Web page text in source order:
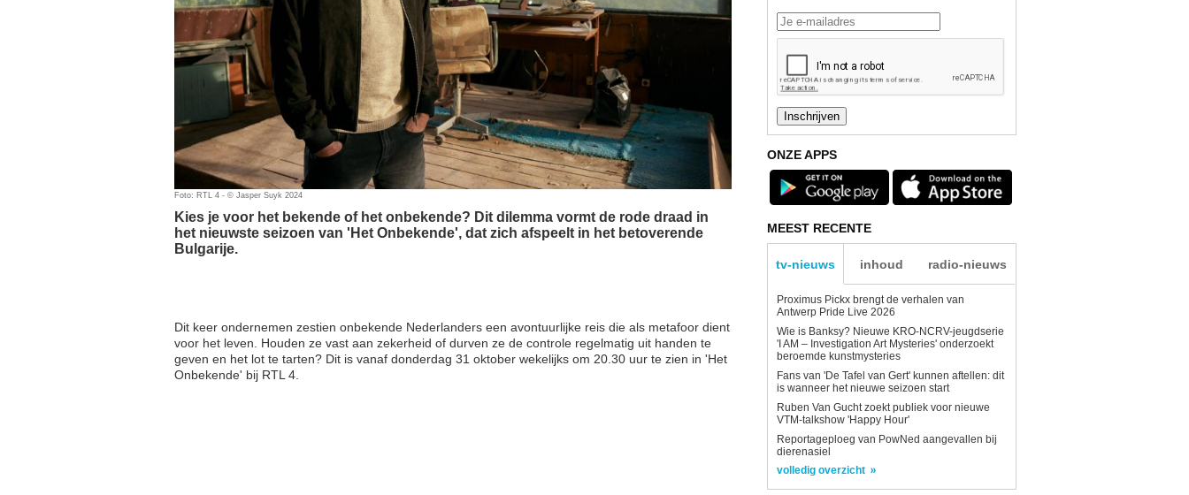
Foto: RTL 4 - © Jasper Suyk 2024
Kies je voor het bekende of het onbekende? Dit dilemma vormt de rode draad in
het nieuwste seizoen van 'Het Onbekende', dat zich afspeelt in het betoverende
Bulgarije.
Dit keer ondernemen zestien onbekende Nederlanders een avontuurlijke reis die als metafoor dient
voor het leven. Houden ze vast aan zekerheid of durven ze de controle regelmatig uit handen te
geven en het lot te tarten? Dit is vanaf donderdag 31 oktober wekelijks om 20.30 uur te zien in 'Het
Onbekende' bij RTL 4.
ONZE APPS
MEEST RECENTE
tv-nieuws inhoud radio-nieuws
Proximus Pickx brengt de verhalen van
Antwerp Pride Live 2026
Wie is Banksy? Nieuwe KRO-NCRV-jeugdserie
'I AM – Investigation Art Mysteries' onderzoekt
beroemde kunstmysteries
Fans van 'De Tafel van Gert' kunnen aftellen: dit
is wanneer het nieuwe seizoen start
Ruben Van Gucht zoekt publiek voor nieuwe
VTM-talkshow 'Happy Hour'
Reportageploeg van PowNed aangevallen bij
dierenasiel
volledig overzicht